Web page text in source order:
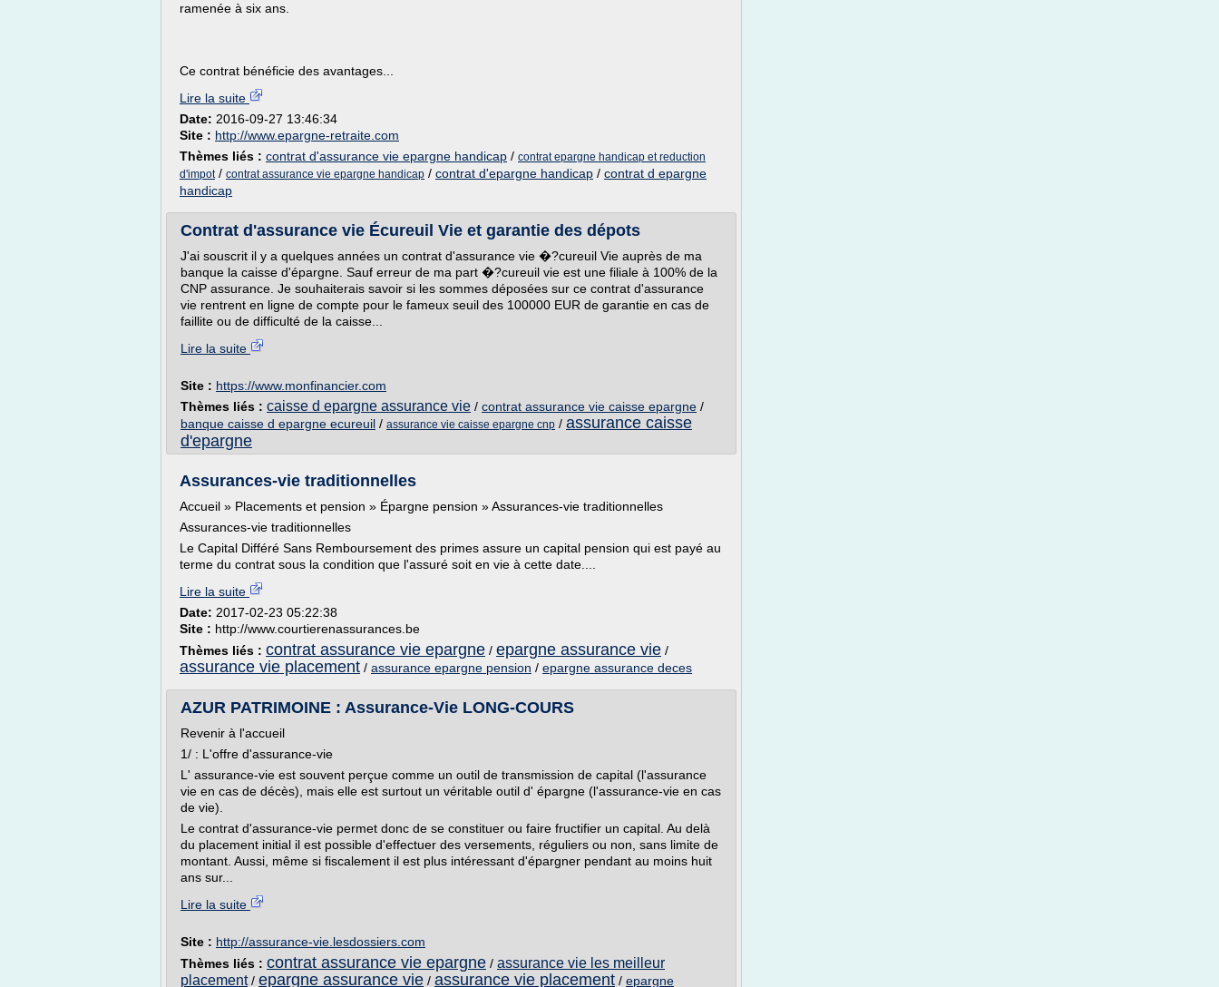
ramenée à six ans.
Ce contrat bénéficie des avantages...
Lire la suite
Date: 2016-09-27 13:46:34
Site : http://www.epargne-retraite.com
Thèmes liés : contrat d'assurance vie epargne handicap / contrat epargne handicap et reduction
d'impot/ contrat assurance vie epargne handicap / contrat d'epargne handicap / contrat d epargne
handicap
Contrat d'assurance vie Écureuil Vie et garantie des dépots
J'ai souscrit il y a quelques années un contrat d'assurance vie �?cureuil Vie auprès de ma
banque la caisse d'épargne. Sauf erreur de ma part �?cureuil vie est une filiale à 100% de la
CNP assurance. Je souhaiterais savoir si les sommes déposées sur ce contrat d'assurance
vie rentrent en ligne de compte pour le fameux seuil des 100000 EUR de garantie en cas de
faillite ou de difficulté de la caisse...
Lire la suite
Site : https://www.monfinancier.com
Thèmes liés : caisse d epargne assurance vie / contrat assurance vie caisse epargne /
banque caisse d epargne ecureuil / assurance vie caisse epargne cnp / assurance caisse
d'epargne
Assurances-vie traditionnelles
Accueil » Placements et pension » Épargne pension » Assurances-vie traditionnelles
Assurances-vie traditionnelles
Le Capital Différé Sans Remboursement des primes assure un capital pension qui est payé au
terme du contrat sous la condition que l'assuré soit en vie à cette date....
Lire la suite
Date: 2017-02-23 05:22:38
Site : http://www.courtierenassurances.be
Thèmes liés : contrat assurance vie epargne / epargne assurance vie /
assurance vie placement / assurance epargne pension / epargne assurance deces
AZUR PATRIMOINE : Assurance-Vie LONG-COURS
Revenir à l'accueil
1/ : L'offre d'assurance-vie
L' assurance-vie est souvent perçue comme un outil de transmission de capital (l'assurance
vie en cas de décès), mais elle est surtout un véritable outil d' épargne (l'assurance-vie en cas
de vie).
Le contrat d'assurance-vie permet donc de se constituer ou faire fructifier un capital. Au delà
du placement initial il est possible d'effectuer des versements, réguliers ou non, sans limite de
montant. Aussi, même si fiscalement il est plus intéressant d'épargner pendant au moins huit
ans sur...
Lire la suite
Site : http://assurance-vie.lesdossiers.com
Thèmes liés : contrat assurance vie epargne / assurance vie les meilleur
placement/ epargne assurance vie / assurance vie placement / epargne